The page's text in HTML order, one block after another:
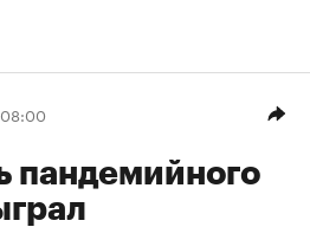
08:00
пандемийного